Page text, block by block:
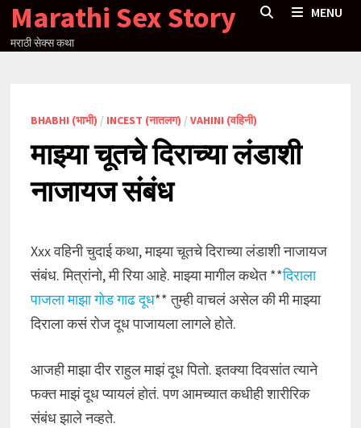
Skip
content
Marathi Sex Story
मराठी सेक्स कथा
MENU
BHABHI (भाभी) / INCEST (नातलग) / VAHINI (वहिनी)
माझ्या चूतचे दिराच्या लंडाशी
नाजायज संबंध
Xxx वहिनी चुदाई कथा, माझ्या चूतचे दिराच्या लंडाशी नाजायज
संबंध. मित्रांनो, मी रिया आहे. माझ्या मागील कथेत **दिराला
पाजला माझा गोड गाढ दूध** तुम्ही वाचलं असेल की मी माझ्या
दिराला कसं रोज दूध पाजायला लागले होते.
आजही माझा दीर राहुल माझं दूध पितो. इतक्या दिवसांत त्याने
फक्त माझं दूध प्यायलं होतं. पण आमच्यात कधीही शारीरिक
संबंध झाले नव्हते.